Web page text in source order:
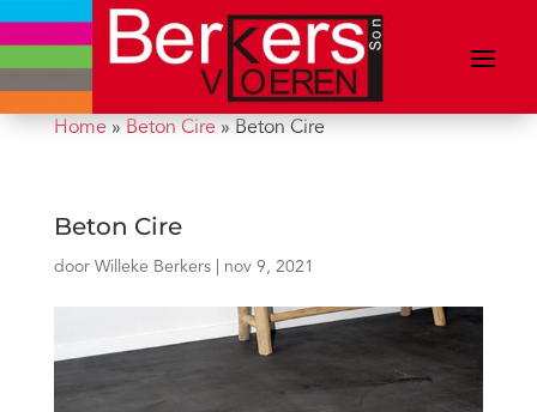
Home» Beton Cire» Beton Cire
Beton Cire
door Willeke Berkers| nov 9, 2021